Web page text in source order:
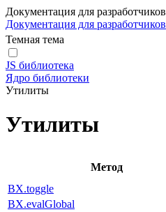
Документация для разработчиков
Документация для разработчиков
Темная тема
JS библиотека
Ядро библиотеки
Утилиты
Утилиты
Метод
BX.toggle
BX.evalGlobal